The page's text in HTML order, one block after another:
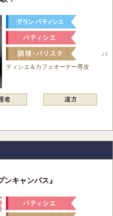
パ
ティシエ＆カフェオーナー専攻
キャンパス』